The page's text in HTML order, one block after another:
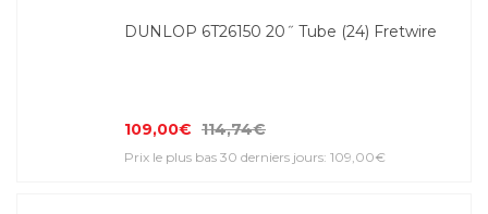
DUNLOP 6T26150 20˝ Tube (24) Fretwire
109,00€ 114,74€
Prix le plus bas 30 derniers jours: 109,00€